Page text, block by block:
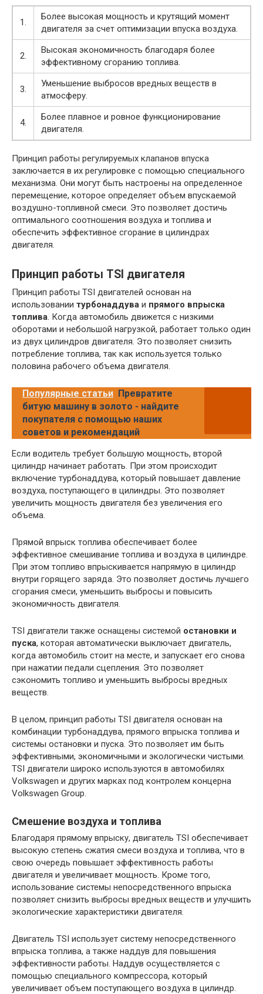
1.
Более высокая мощность и крутящий момент
двигателя за счет оптимизации впуска воздуха.
2.
Высокая экономичность благодаря более
эффективному сгоранию топлива.
3.
Уменьшение выбросов вредных веществ в
атмосферу.
4.
Более плавное и ровное функционирование
двигателя.
Принцип работы регулируемых клапанов впуска
заключается в их регулировке с помощью специального
механизма. Они могут быть настроены на определенное
перемещение, которое определяет объем впускаемой
воздушно-топливной смеси. Это позволяет достичь
оптимального соотношения воздуха и топлива и
обеспечить эффективное сгорание в цилиндрах
двигателя.
Принцип работы TSI двигателя
Принцип работы TSI двигателей основан на
использовании турбонаддува и прямого впрыска
топлива. Когда автомобиль движется с низкими
оборотами и небольшой нагрузкой, работает только один
из двух цилиндров двигателя. Это позволяет снизить
потребление топлива, так как используется только
половина рабочего объема двигателя.
Популярные статьи Превратите
битую машину в золото - найдите
покупателя с помощью наших
советов и рекомендаций
Если водитель требует большую мощность, второй
цилиндр начинает работать. При этом происходит
включение турбонаддува, который повышает давление
воздуха, поступающего в цилиндры. Это позволяет
увеличить мощность двигателя без увеличения его
объема.
Прямой впрыск топлива обеспечивает более
эффективное смешивание топлива и воздуха в цилиндре.
При этом топливо впрыскивается напрямую в цилиндр
внутри горящего заряда. Это позволяет достичь лучшего
сгорания смеси, уменьшить выбросы и повысить
экономичность двигателя.
TSI двигатели также оснащены системой остановки и
пуска, которая автоматически выключает двигатель,
когда автомобиль стоит на месте, и запускает его снова
при нажатии педали сцепления. Это позволяет
сэкономить топливо и уменьшить выбросы вредных
веществ.
В целом, принцип работы TSI двигателя основан на
комбинации турбонаддува, прямого впрыска топлива и
системы остановки и пуска. Это позволяет им быть
эффективными, экономичными и экологически чистыми.
TSI двигатели широко используются в автомобилях
Volkswagen и других марках под контролем концерна
Volkswagen Group.
Смешение воздуха и топлива
Благодаря прямому впрыску, двигатель TSI обеспечивает
высокую степень сжатия смеси воздуха и топлива, что в
свою очередь повышает эффективность работы
двигателя и увеличивает мощность. Кроме того,
использование системы непосредственного впрыска
позволяет снизить выбросы вредных веществ и улучшить
экологические характеристики двигателя.
Двигатель TSI использует систему непосредственного
впрыска топлива, а также наддув для повышения
эффективности работы. Наддув осуществляется с
помощью специального компрессора, который
увеличивает объем поступающего воздуха в цилиндр.